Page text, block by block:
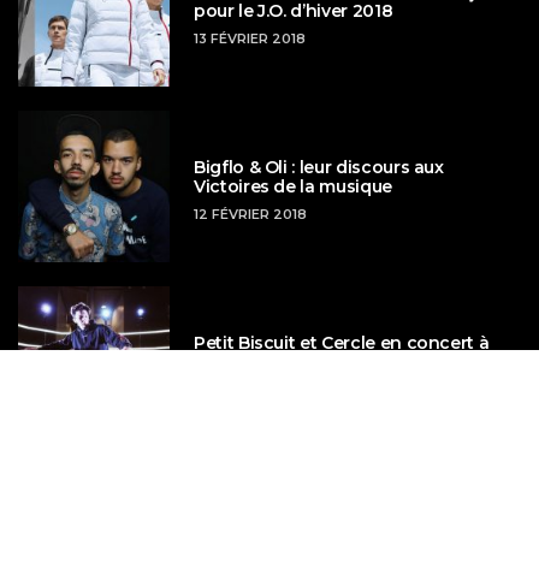
pour le J.O. d’hiver 2018
13 FÉVRIER 2018
Bigflo & Oli : leur discours aux
Victoires de la musique
12 FÉVRIER 2018
Petit Biscuit et Cercle en concert à